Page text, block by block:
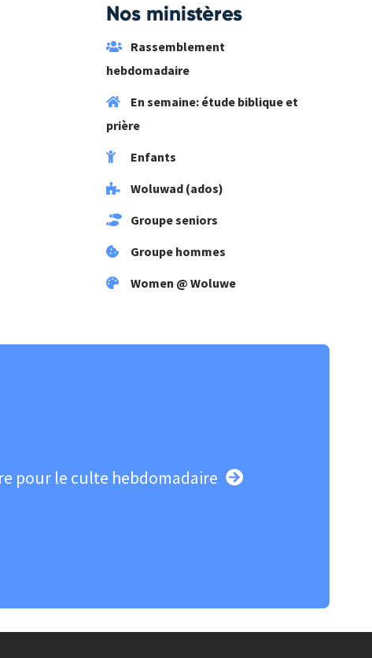
Nos ministères
Rassemblement
hebdomadaire
En semaine: étude biblique et
prière
Enfants
Woluwad (ados)
Groupe seniors
Groupe hommes
Women @ Woluwe
pour le culte hebdomadaire